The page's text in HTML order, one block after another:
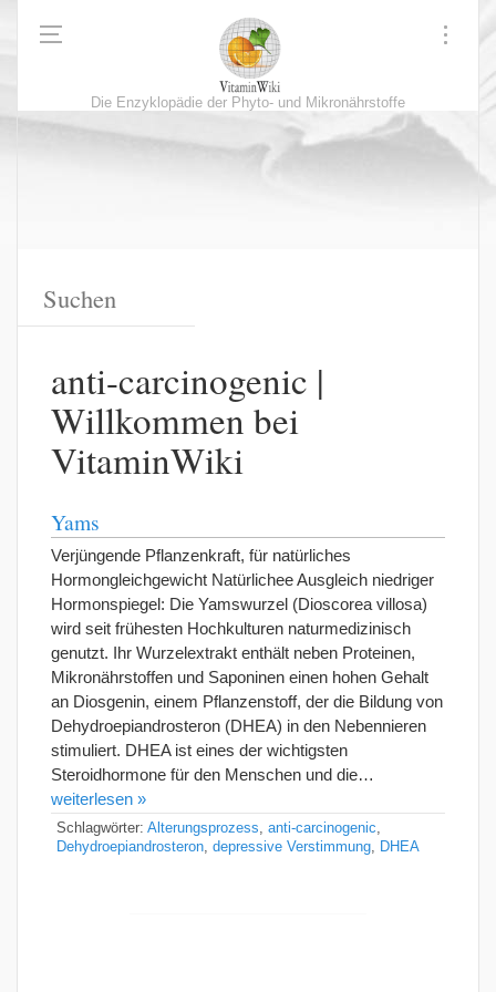
Die Enzyklopädie der Phyto- und Mikronährstoffe
anti-carcinogenic |
Willkommen bei
VitaminWiki
Yams
Verjüngende Pflanzenkraft, für natürliches
Hormongleichgewicht Natürlichee Ausgleich niedriger
Hormonspiegel: Die Yamswurzel (Dioscorea villosa)
wird seit frühesten Hochkulturen naturmedizinisch
genutzt. Ihr Wurzelextrakt enthält neben Proteinen,
Mikronährstoffen und Saponinen einen hohen Gehalt
an Diosgenin, einem Pflanzenstoff, der die Bildung von
Dehydroepiandrosteron (DHEA) in den Nebennieren
stimuliert. DHEA ist eines der wichtigsten
Steroidhormone für den Menschen und die…
weiterlesen »
Schlagwörter: Alterungsprozess anti-carcinogenic
Dehydroepiandrosteron depressive Verstimmung DHEA